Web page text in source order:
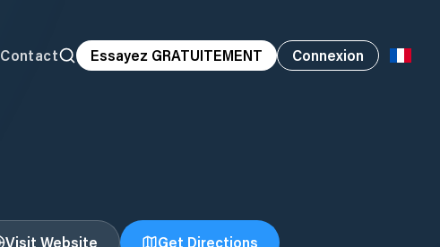
Contact Essayez GRATUITEMENT Connexion
Visit Website Get Directions